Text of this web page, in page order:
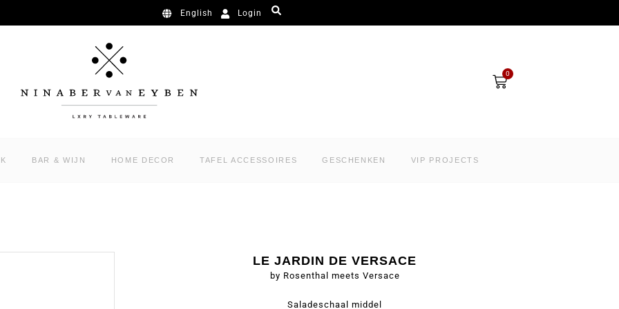
English Login
0
Winkelwagen
BAR & WIJN HOME DECOR TAFEL ACCESSOIRES GESCHENKEN VIP PROJECTS
LE JARDIN DE VERSACE
by Rosenthal meets Versace
Saladeschaal middel